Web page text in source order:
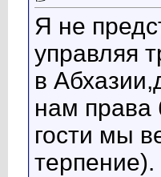
Я не
управляя
в
нам права
гости мы
терпение).